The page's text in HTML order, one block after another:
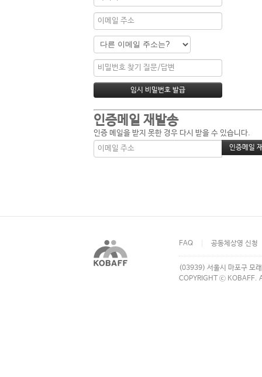
인증메일 재발송
인증 메일을 받지 못한 경우 다시 받을 수 있습니다.
FAQ 공동체상영 신청
(03939) 서울시 마포구 모
COPYRIGHT ⓒ KOBAFF.